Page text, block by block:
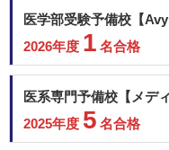
医学部受験予備校【
2026年度 1 名合格
医系専門予備校【メデ
2025年度 5 名合格